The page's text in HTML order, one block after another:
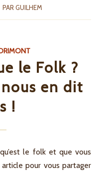
PARGUILHEM
le Folk ?
en dit
!
le folk et que vous
pour vous partager